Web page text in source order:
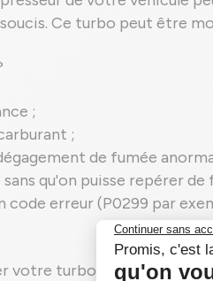
Ce turbo peut être
;
;
de fumée
sans qu'on puisse repérer de
code erreur (P0299 par
votre turbo 5435 988 0018